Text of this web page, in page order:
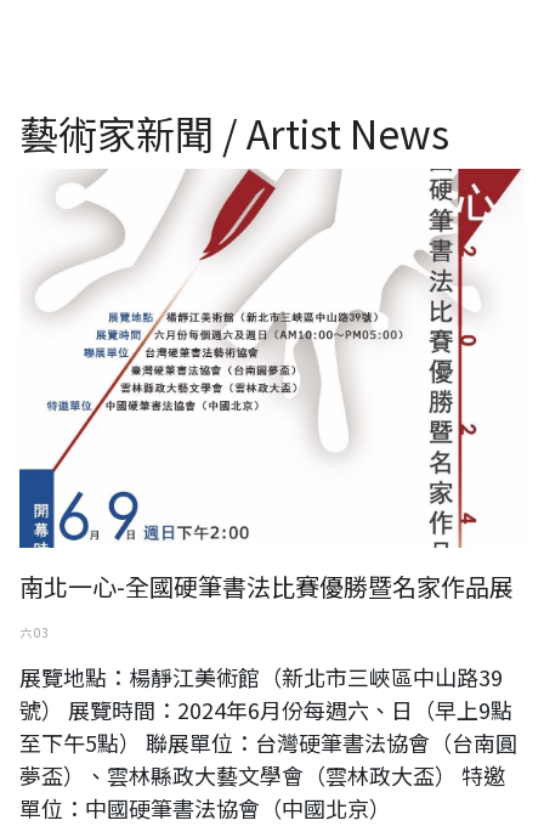
藝術家新聞 / Artist News
南北一心-全國硬筆書法比賽優勝暨名家作品展
六 03
展覽地點：楊靜江美術館（新北市三峽區中山路39
號） 展覽時間：2024年6月份每週六、日（早上9點
至下午5點） 聯展單位：台灣硬筆書法協會（台南圓
夢盃）、雲林縣政大藝文學會（雲林政大盃） 特邀
單位：中國硬筆書法協會（中國北京）